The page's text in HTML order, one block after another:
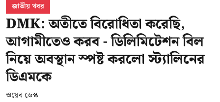
জাতীয় খবর
DMK: অতীতে বিরোধিতা করেছি,
আগামীতেও করব - ডিলিমিটেশন বিল
নিয়ে অবস্থান স্পষ্ট করলো স্ট্যালিনের
ডিএমকে
ওয়েব ডেস্ক